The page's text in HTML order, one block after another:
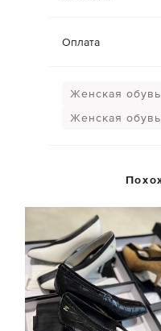
Оплата
Женская
Женская обувь